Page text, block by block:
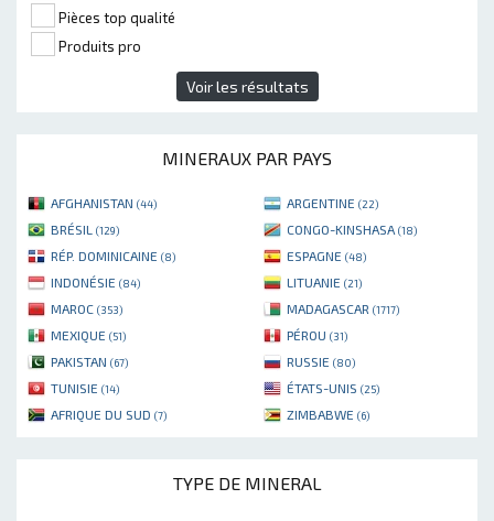
Pièces top qualité
Produits pro
Voir les résultats
MINERAUX PAR PAYS
AFGHANISTAN (44) ARGENTINE (22)
BRÉSIL (129) CONGO-KINSHASA (18)
RÉP. DOMINICAINE (8) ESPAGNE (48)
INDONÉSIE (84) LITUANIE (21)
MAROC (353) MADAGASCAR (1717)
MEXIQUE (51) PÉROU (31)
PAKISTAN (67) RUSSIE (80)
TUNISIE (14) ÉTATS-UNIS (25)
AFRIQUE DU SUD (7) ZIMBABWE (6)
TYPE DE MINERAL